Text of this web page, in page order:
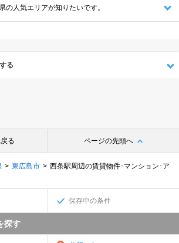
の人気エリアが知りたいです。
る
る ページの先頭へ
東広島市
西条駅周辺の賃貸物件･マンション･ア
保存中の条件
探す